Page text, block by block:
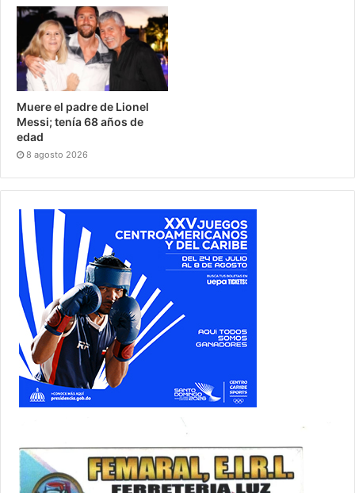
Muere el padre de Lionel
Messi; tenía 68 años de
edad
8 agosto 2026